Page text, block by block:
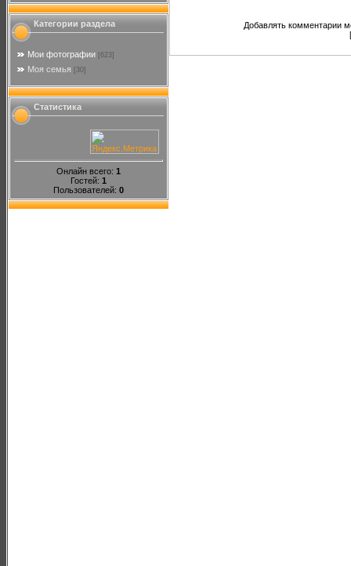
Категории раздела
Мои фотографии [623]
Моя семья [30]
Статистика
Онлайн всего: 1
Гостей: 1
Пользователей: 0
Добавлять комментарии